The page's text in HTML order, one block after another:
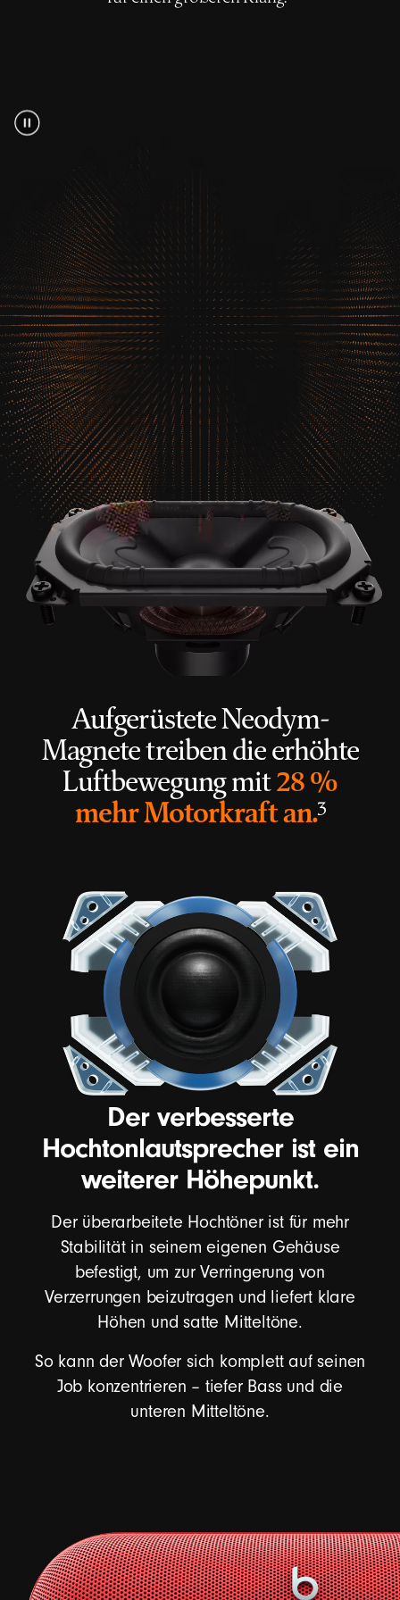
Aufgerüstete Neodym-
Magnete treiben die erhöhte
Luftbewegung mit28 %
mehr Motorkraft an.footnote
⁠3
Der verbesserte
Hochtonlautsprecher ist ein
weiterer Höhepunkt.
Der überarbeitete Hochtöner ist für mehr
Stabilität in seinem eigenen Gehäuse
befestigt, um zur Verringerung von
Verzerrungen beizutragen und liefert klare
Höhen und satte Mitteltöne.
So kann der Woofer sich komplett auf seinen
Job konzentrieren – tiefer Bass und die
unteren Mitteltöne.